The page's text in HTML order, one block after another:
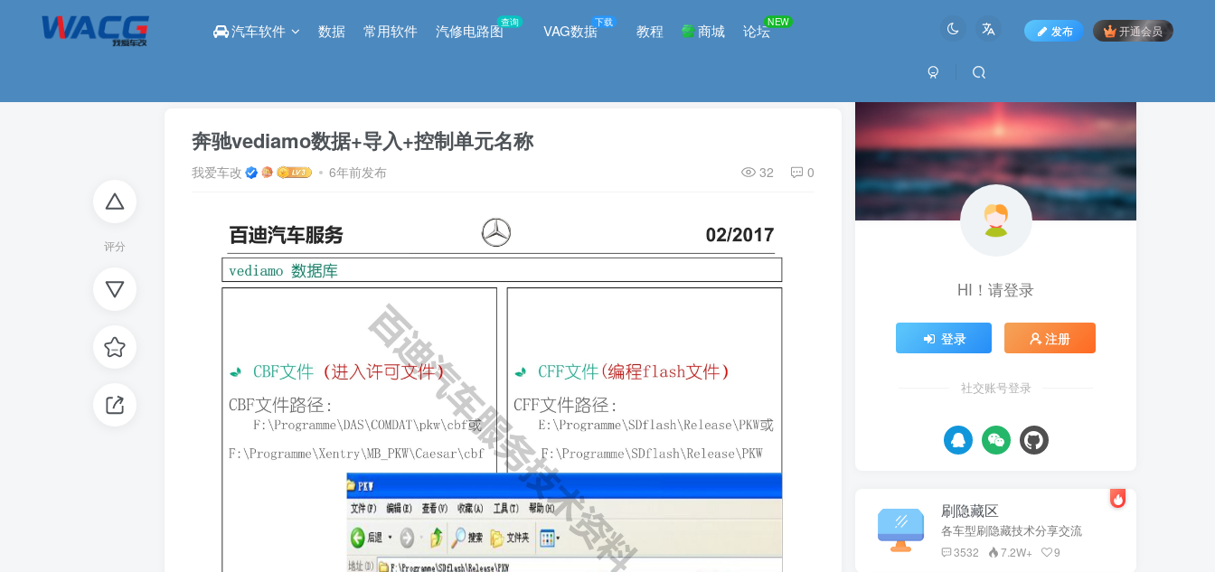
汽车软件 数据 常用软件 汽修电路图查询 VAG数据下载 教程 商城 论坛NEW
发布 开通会员
评分
奔驰vediamo数据+导入+控制单元名称
我爱车改 6年前发布 32 0
HI！请登录
登录 注册
社交账号登录
刷隐藏区
各车型刷隐藏技术分享交流
3532 7.2W+ 9